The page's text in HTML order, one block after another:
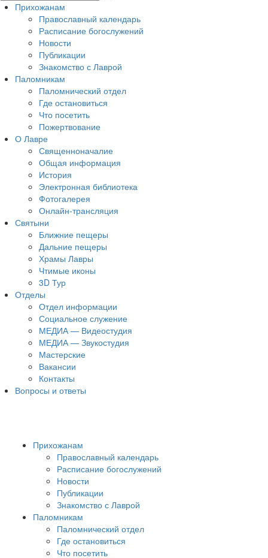
Прихожанам
Православный календарь
Расписание богослужений
Новости
Публикации
Знакомство с Лаврой
Паломникам
Паломнический отдел
Где остановиться
Что посетить
Пожертвование
О Лавре
Священноначалие
Общая информация
История
Электронная библиотека
Фотогалерея
Онлайн-трансляция
Святыни
Ближние пещеры
Дальние пещеры
Храмы Лавры
Чтимые иконы
3D Тур
Отделы
Отдел информации
Социальное служение
МЕДИА — Видеостудия
МЕДИА — Звукостудия
Мастерские
Вакансии
Контакты
Вопросы и ответы
Прихожанам
Православный календарь
Расписание богослужений
Новости
Публикации
Знакомство с Лаврой
Паломникам
Паломнический отдел
Где остановиться
Что посетить